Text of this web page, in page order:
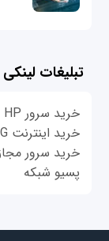
تبلیغات لینکی
خرید سرور HP
خرید اینترنت 5G
خرید سرور
پسیو شبکه